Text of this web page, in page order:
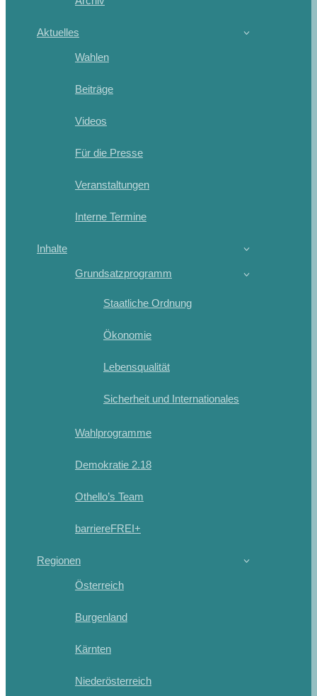
Aktuelles
Wahlen
Beiträge
Videos
Für die Presse
Veranstaltungen
Interne Termine
Inhalte
Grundsatzprogramm
Staatliche Ordnung
Ökonomie
Lebensqualität
Sicherheit und Internationales
Wahlprogramme
Demokratie 2.18
Othello’s Team
barriereFREI+
Regionen
Österreich
Burgenland
Kärnten
Niederösterreich